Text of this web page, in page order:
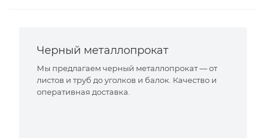
Черный металлопрокат
Мы предлагаем черный металлопрокат — от
листов и труб до уголков и балок. Качество и
оперативная доставка.